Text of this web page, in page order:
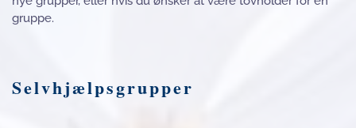
gruppe.
Selvhjælpsgrupper